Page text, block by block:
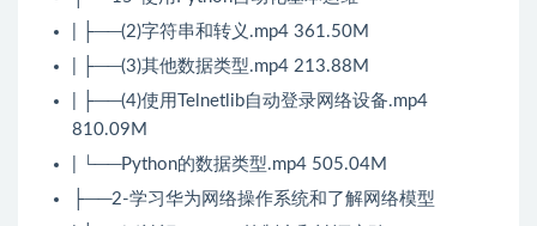
| ├──(2)字符串和转义.mp4 361.50M
| ├──(3)其他数据类型.mp4 213.88M
| ├──(4)使用Telnetlib自动登录网络设备.mp4
810.09M
| └──Python的数据类型.mp4 505.04M
├──2-学习华为网络操作系统和了解网络模型